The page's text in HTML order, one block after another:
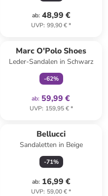
ab: 48,99 €
UVP: 99,90 €*
Marc O'Polo Shoes
Leder-Sandalen in Schwarz
-62%
ab: 59,99 €
UVP: 159,95 €*
Bellucci
Sandaletten in Beige
-71%
ab: 16,99 €
UVP: 59,00 €*